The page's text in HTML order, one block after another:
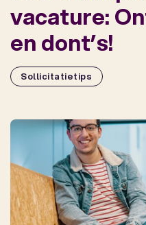
vacature:
en dont’s!
Sollicitatietips